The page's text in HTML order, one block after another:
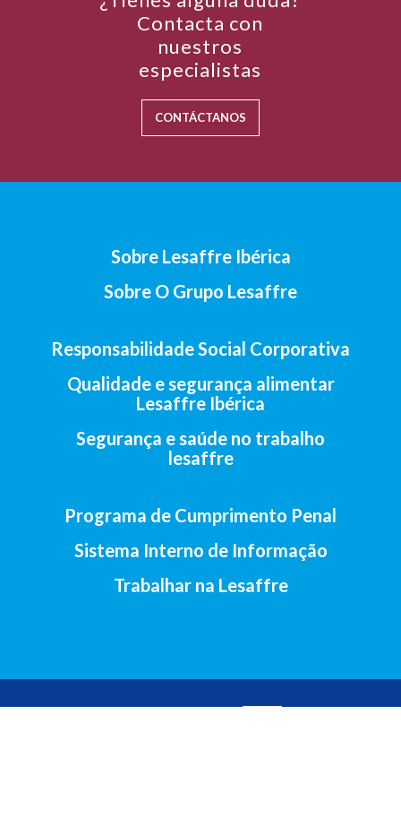
Contacta con
nuestros
especialistas
CONTÁCTANOS
Sobre Lesaffre Ibérica
Sobre O Grupo Lesaffre
Responsabilidade Social Corporativa
Qualidade e segurança alimentar
Lesaffre Ibérica
Segurança e saúde no trabalho
lesaffre
Programa de Cumprimento Penal
Sistema Interno de Informação
Trabalhar na Lesaffre